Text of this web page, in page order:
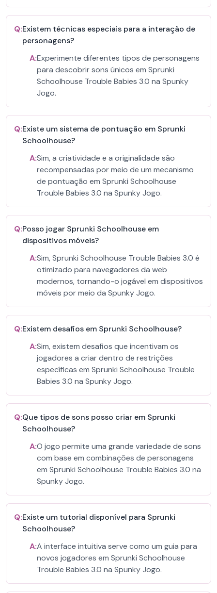
Q:Existem técnicas especiais para a interação de
personagens?
A:Experimente diferentes tipos de personagens
para descobrir sons únicos em Sprunki
Schoolhouse Trouble Babies 3.0 na Spunky
Jogo.
Q:Existe um sistema de pontuação em Sprunki
Schoolhouse?
A:Sim, a criatividade e a originalidade são
recompensadas por meio de um mecanismo
de pontuação em Sprunki Schoolhouse
Trouble Babies 3.0 na Spunky Jogo.
Q:Posso jogar Sprunki Schoolhouse em
dispositivos móveis?
A:Sim, Sprunki Schoolhouse Trouble Babies 3.0 é
otimizado para navegadores da web
modernos, tornando-o jogável em dispositivos
móveis por meio da Spunky Jogo.
Q:Existem desafios em Sprunki Schoolhouse?
A:Sim, existem desafios que incentivam os
jogadores a criar dentro de restrições
específicas em Sprunki Schoolhouse Trouble
Babies 3.0 na Spunky Jogo.
Q:Que tipos de sons posso criar em Sprunki
Schoolhouse?
A:O jogo permite uma grande variedade de sons
com base em combinações de personagens
em Sprunki Schoolhouse Trouble Babies 3.0 na
Spunky Jogo.
Q:Existe um tutorial disponível para Sprunki
Schoolhouse?
A:A interface intuitiva serve como um guia para
novos jogadores em Sprunki Schoolhouse
Trouble Babies 3.0 na Spunky Jogo.